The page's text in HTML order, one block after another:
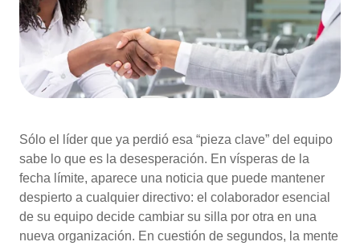
Sólo el líder que ya perdió esa “pieza clave” del equipo
sabe lo que es la desesperación. En vísperas de la
fecha límite, aparece una noticia que puede mantener
despierto a cualquier directivo: el colaborador esencial
de su equipo decide cambiar su silla por otra en una
nueva organización. En cuestión de segundos, la mente